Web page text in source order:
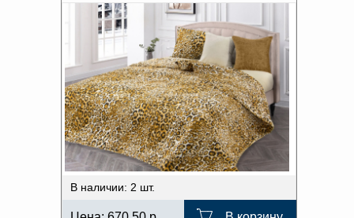
В наличии: 2 шт.